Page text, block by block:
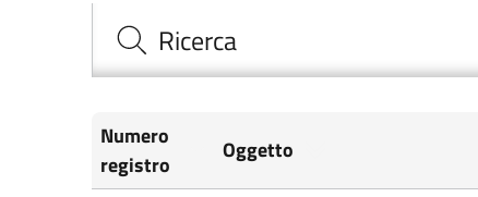
Ricerca
Numero
registro
Oggetto